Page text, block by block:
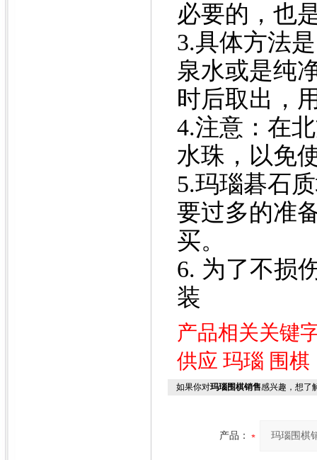
必要的，也
3.具体方法
泉水或是纯
时后取出，
4.注意：在
水珠，以免
5.玛瑙碁石
要过多的准
买。
6. 为了不损
装
产品相关关键
供应 玛瑙 围棋
如果你对玛瑙围棋销售感兴趣，想了
产品：